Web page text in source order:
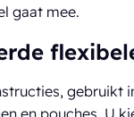
gaat mee.
gebruikt